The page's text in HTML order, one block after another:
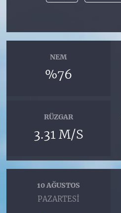
NEM
%76
RÜZGAR
3.31 M/S
10 AĞUSTOS
PAZARTESI